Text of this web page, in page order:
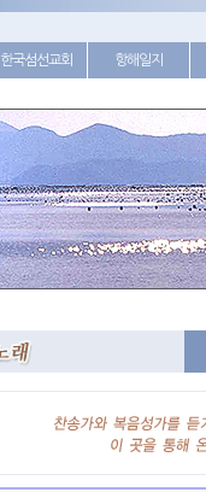
한국섬선교회 항해일지